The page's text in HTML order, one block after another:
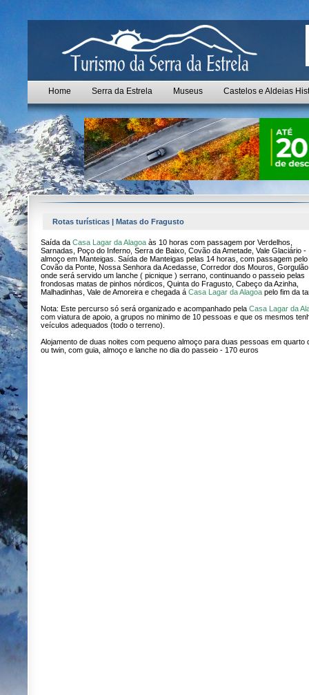
Home Serra da Estrela Museus Castelos e Aldeias
Rotas turísticas | Matas do Fragusto
Saída da Casa Lagar da Alagoa às 10 horas com passagem por Verdelhos,
Sarnadas, Poço do Inferno, Serra de Baixo, Covão da Ametade, Vale Glaciário -
almoço em Manteigas. Saída de Manteigas pelas 14 horas, com passagem pelo
Covão da Ponte, Nossa Senhora da Acedasse, Corredor dos Mouros,
onde será servido um lanche ( picnique ) serrano, continuando o passeio pelas
frondosas matas de pinhos nórdicos, Quinta do Fragusto, Cabeço da Azinha,
Malhadinhas, Vale de Amoreira e chegada á Casa Lagar da Alagoa pelo fim da
Nota: Este percurso só será organizado e acompanhado pela Casa Lagar da
com viatura de apoio, a grupos no minimo de 10 pessoas e que os mesmos
veículos adequados (todo o terreno).
Alojamento de duas noites com pequeno almoço para duas pessoas em quarto
ou twin, com guia, almoço e lanche no dia do passeio - 170 euros